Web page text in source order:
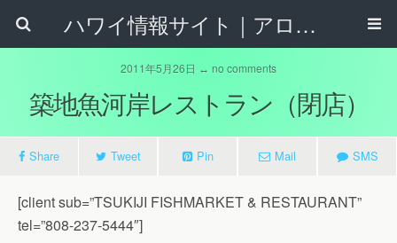
ハワイ情報サイト｜アロハタウンネット
2011年5月26日 ↔ no comments
築地魚河岸レストラン（閉店）
Share Tweet Pin Mail SMS
[client sub=”TSUKIJI FISHMARKET & RESTAURANT”
tel=”808-237-5444″]